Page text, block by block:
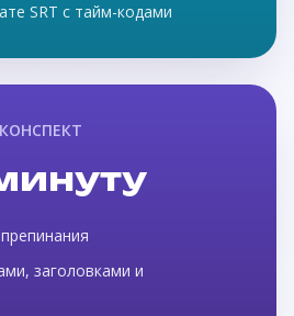
SRT с тайм-кодами
заголовками и